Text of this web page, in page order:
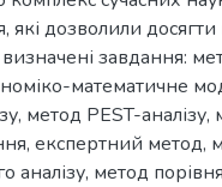
які дозволили досягти
завдання:
математичне
метод PEST-
експертний метод,
аналізу, метод